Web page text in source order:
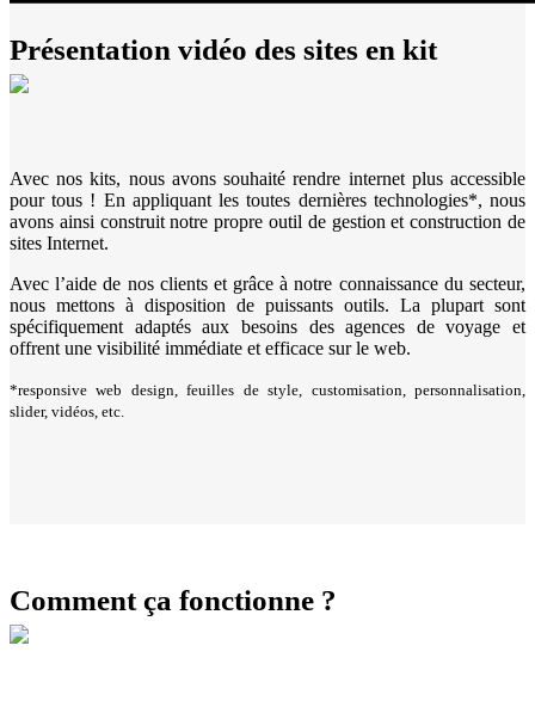
Présentation vidéo des sites en kit
Avec nos kits, nous avons souhaité rendre internet plus accessible
pour tous ! En appliquant les toutes dernières technologies*, nous
avons ainsi construit notre propre outil de gestion et construction de
sites Internet.
Avec l’aide de nos clients et grâce à notre connaissance du secteur,
nous mettons à disposition de puissants outils. La plupart sont
spécifiquement adaptés aux besoins des agences de voyage et
offrent une visibilité immédiate et efficace sur le web.
*responsive web design, feuilles de style, customisation, personnalisation,
slider, vidéos, etc.
Comment ça fonctionne ?